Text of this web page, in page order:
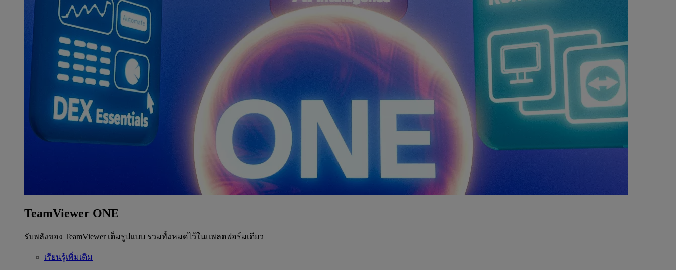
TeamViewer ONE
รับพลังของ TeamViewer เต็มรูปแบบ รวมทั้งหมดไว้ในแพลตฟอร์มเดียว
เรียนรู้เพิ่มเติม